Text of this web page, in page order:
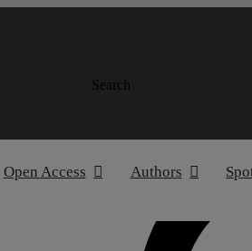
Search
Open Access Authors